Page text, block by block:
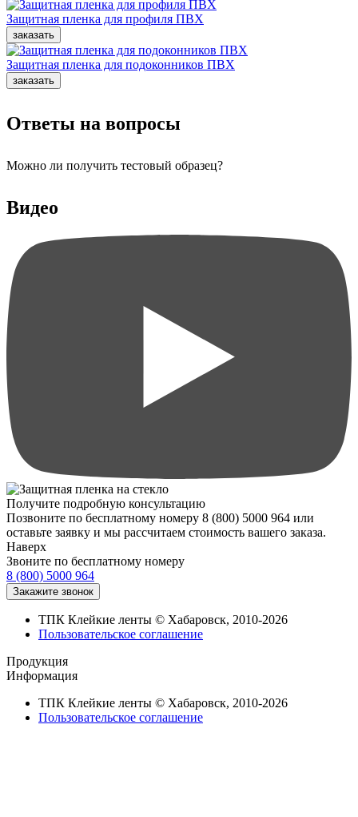
Защитная пленка для профиля ПВХ
Защитная пленка для подоконников ПВХ
Ответы на вопросы
Можно ли получить тестовый образец?
Видео
Получите подробную консультацию
Позвоните по бесплатному номеру 8 (800) 5000 964 или
оставьте заявку и мы рассчитаем стоимость вашего заказа.
Наверх
Звоните по бесплатному номеру
8 (800) 5000 964
ТПК Клейкие ленты © Хабаровск, 2010-2026
Пользовательское соглашение
Продукция
Информация
ТПК Клейкие ленты © Хабаровск, 2010-2026
Пользовательское соглашение